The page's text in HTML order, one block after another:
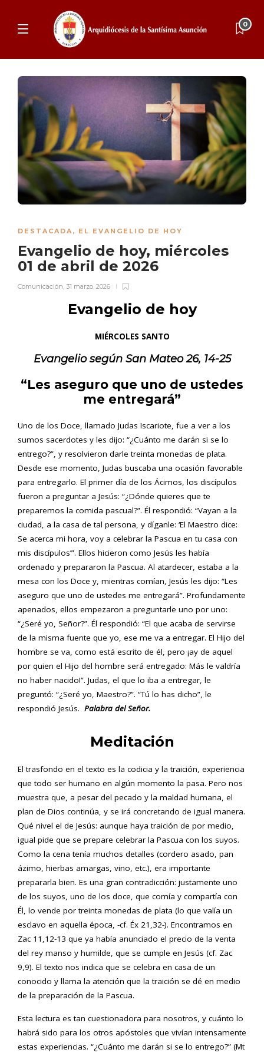
0
DESTACADA, EL EVANGELIO DE HOY
Evangelio de hoy, miércoles
01 de abril de 2026
Comunicación, 31 marzo, 2026
Evangelio de hoy
MIÉRCOLES SANTO
Evangelio según San Mateo 26, 14-25
“Les aseguro que uno de ustedes
me entregará”
Uno de los Doce, llamado Judas Iscariote, fue a ver a los
sumos sacerdotes y les dijo: “¿Cuánto me darán si se lo
entrego?”, y resolvieron darle treinta monedas de plata.
Desde ese momento, Judas buscaba una ocasión favorable
para entregarlo. El primer día de los Ácimos, los discípulos
fueron a preguntar a Jesús: “¿Dónde quieres que te
preparemos la comida pascual?”. Él respondió: “Vayan a la
ciudad, a la casa de tal persona, y díganle: ‘El Maestro dice:
Se acerca mi hora, voy a celebrar la Pascua en tu casa con
mis discípulos’”. Ellos hicieron como Jesús les había
ordenado y prepararon la Pascua. Al atardecer, estaba a la
mesa con los Doce y, mientras comían, Jesús les dijo: “Les
aseguro que uno de ustedes me entregará”. Profundamente
apenados, ellos empezaron a preguntarle uno por uno:
“¿Seré yo, Señor?”. Él respondió: “El que acaba de servirse
de la misma fuente que yo, ese me va a entregar. El Hijo del
hombre se va, como está escrito de él, pero ¡ay de aquel
por quien el Hijo del hombre será entregado: Más le valdría
no haber nacido!”. Judas, el que lo iba a entregar, le
preguntó: “¿Seré yo, Maestro?”. “Tú lo has dicho”, le
respondió Jesús. Palabra del Señor.
Meditación
El trasfondo en el texto es la codicia y la traición, experiencia
que todo ser humano en algún momento la pasa. Pero nos
muestra que, a pesar del pecado y la maldad humana, el
plan de Dios continúa, y se irá concretando de igual manera.
Qué nivel el de Jesús: aunque haya traición de por medio,
igual pide que se prepare celebrar la Pascua con los suyos.
Como la cena tenía muchos detalles (cordero asado, pan
ázimo, hierbas amargas, vino, etc.), era importante
prepararla bien. Es una gran contradicción: justamente uno
de los suyos, uno de los doce, que comía y compartía con
Él, lo vende por treinta monedas de plata (lo que valía un
esclavo en aquella época, -cf. Éx 21,32-). Encontramos en
Zac 11,12-13 que ya había anunciado el precio de la venta
del rey manso y humilde, que se cumple en Jesús (cf. Zac
9,9). El texto nos indica que se celebra en casa de un
conocido y llama la atención que la traición se dé en medio
de la preparación de la Pascua.
Esta lectura es tan cuestionadora para nosotros, y cuánto lo
habrá sido para los otros apóstoles que vivían intensamente
estas experiencias. “¿Cuánto me darán si se lo entrego?” (Mt